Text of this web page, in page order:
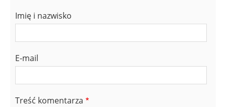
Imię i nazwisko
E-mail
Treść komentarza